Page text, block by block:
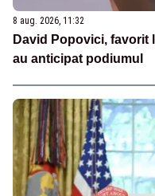
8 aug. 2026, 11:32
David Popovici, favorit
au anticipat podiumul